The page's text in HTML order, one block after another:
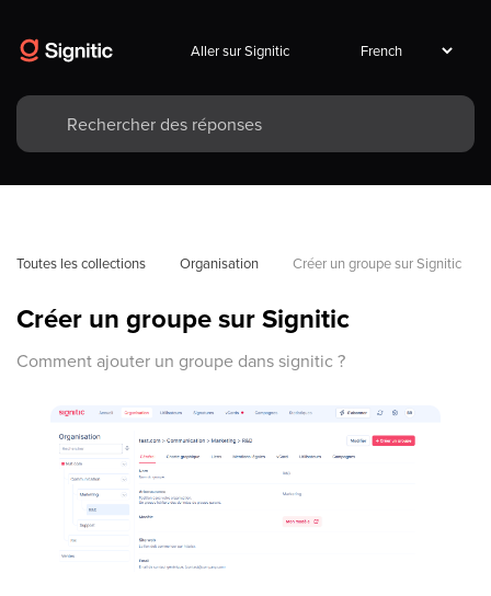
Aller sur Signitic
Toutes les collections Organisation Créer un groupe sur Signitic
Créer un groupe sur Signitic
Comment ajouter un groupe dans signitic ?